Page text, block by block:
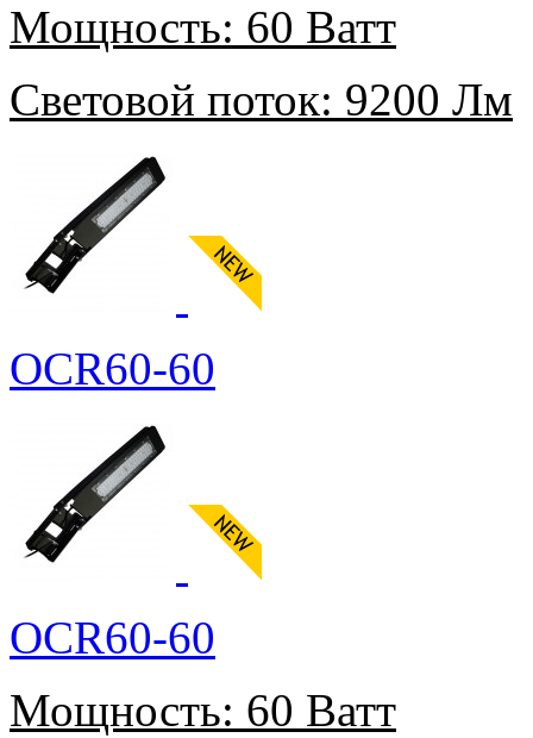
Мощность: 60 Ватт
Световой поток: 9200 Лм
OCR60-60
OCR60-60
Мощность: 60 Ватт